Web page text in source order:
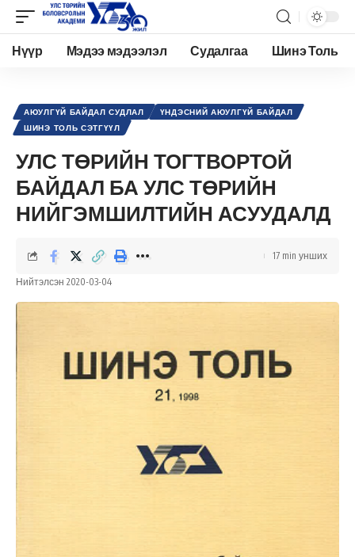
Нүүр Мэдээ мэдээлэл Судалгаа Шинэ Толь
АЮУЛГҮЙ БАЙДАЛ СУДЛАЛ
ҮНДЭСНИЙ АЮУЛГҮЙ БАЙДАЛ
ШИНЭ ТОЛЬ СЭТГҮҮЛ
УЛС ТӨРИЙН ТОГТВОРТОЙ
БАЙДАЛ БА УЛС ТӨРИЙН
НИЙГЭМШИЛТИЙН АСУУДАЛД
Нийтэлсэн 2020-03-04
17 min унших